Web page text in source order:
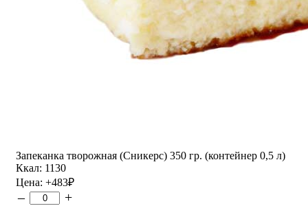
Запеканка творожная (Сникерс) 350 гр. (контейнер 0,5 л)
Ккал: 1130
Цена: +483₽
– +